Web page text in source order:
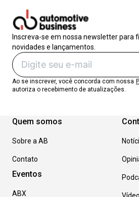
Inscreva-se em nossa newsletter para
novidades e lançamentos.
Ao se inscrever, você concorda com nossa
autoriza o recebimento de atualizações.
Quem somos
Sobre a AB
Contato
Eventos
ABX